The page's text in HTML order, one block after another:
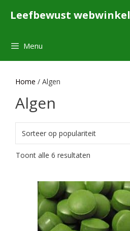
naarLeefbewust webwinkel
Menu
Home / Algen
Algen
Toont alle 6 resultaten